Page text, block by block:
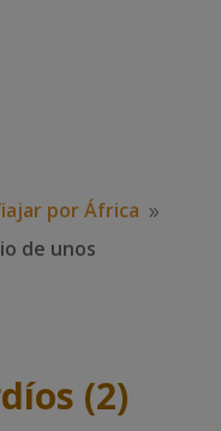
por África 9
de unos
(2)